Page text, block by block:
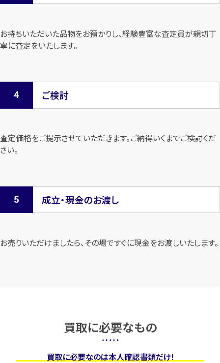
お持ちいただいた品物をお預かりし、経験豊富な査定員が親切丁
寧に査定をいたします。
ご検討
査定価格をご提示させていただきます。ご納得いくまでご検討くだ
さい。
成立・現金のお渡し
お売りいただけましたら、その場ですぐに現金をお渡しいたします。
買取に必要なもの
買取に必要なのは本人確認書類だけ!